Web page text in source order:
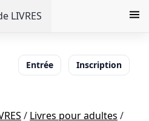
LIVRES
Entrée Inscription
/ Livres pour adultes /